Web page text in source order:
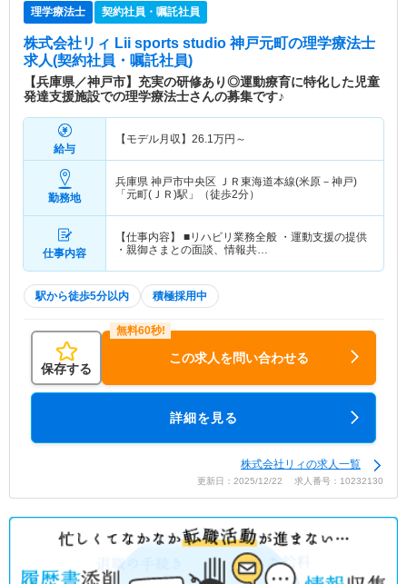
理学療法士 契約社員・嘱託社員
株式会社リィ Lii sports studio 神戸元町の理学療法士
求人(契約社員・嘱託社員)
【兵庫県／神戸市】充実の研修あり◎運動療育に特化した児童
発達支援施設での理学療法士さんの募集です♪
給与
【モデル月収】 26.1万円～
勤務地
兵庫県 神戸市中央区 ＪＲ東海道本線(米原－神戸)
「元町(ＪＲ)駅」（徒歩2分）
仕事内容
【仕事内容】 ■リハビリ業務全般 ・運動支援の提供
・親御さまとの面談、情報共…
駅から徒歩5分以内 積極採用中
保存する
この求人を問い合わせる
詳細を見る
株式会社リィの求人一覧
更新日：2025/12/22 求人番号：10232130